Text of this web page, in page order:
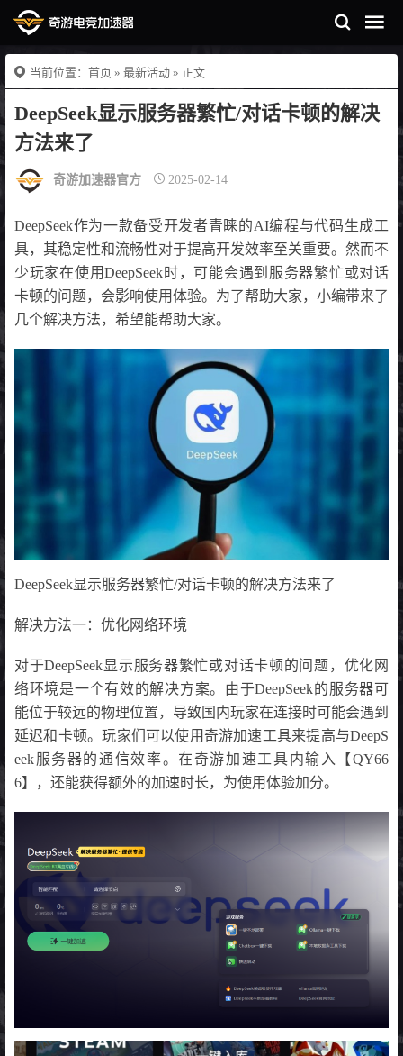
当前位置： 首页 » 最新活动 » 正文
DeepSeek显示服务器繁忙/对话卡顿的解决
方法来了
奇游加速器官方 2025-02-14
DeepSeek作为一款备受开发者青睐的AI编程与代码生成工
具，其稳定性和流畅性对于提高开发效率至关重要。然而不
少玩家在使用DeepSeek时，可能会遇到服务器繁忙或对话
卡顿的问题，会影响使用体验。为了帮助大家，小编带来了
几个解决方法，希望能帮助大家。
DeepSeek显示服务器繁忙/对话卡顿的解决方法来了
解决方法一：优化网络环境
对于DeepSeek显示服务器繁忙或对话卡顿的问题，优化网
络环境是一个有效的解决方案。由于DeepSeek的服务器可
能位于较远的物理位置，导致国内玩家在连接时可能会遇到
延迟和卡顿。玩家们可以使用奇游加速工具来提高与DeepS
eek服务器的通信效率。在奇游加速工具内输入【QY66
6】，还能获得额外的加速时长，为使用体验加分。